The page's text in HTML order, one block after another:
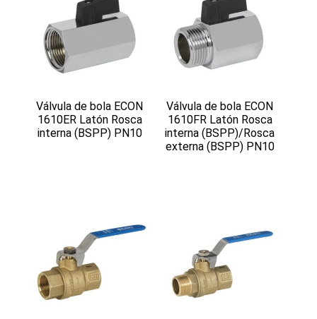
Válvula de bola ECON
1610ER Latón Rosca
interna (BSPP) PN10
Válvula de bola ECON
1610FR Latón Rosca
interna (BSPP)/Rosca
externa (BSPP) PN10